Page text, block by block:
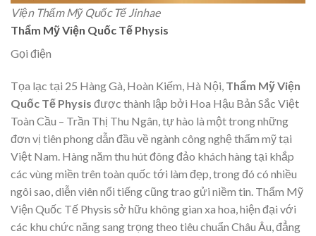
Viện Thẩm Mỹ Quốc Tế Jinhae
Thẩm Mỹ Viện Quốc Tế Physis
Gọi điện
Tọa lạc tại 25 Hàng Gà, Hoàn Kiếm, Hà Nội, Thẩm Mỹ Viện
Quốc Tế Physis được thành lập bởi Hoa Hậu Bản Sắc Việt
Toàn Cầu – Trần Thị Thu Ngân, tự hào là một trong những
đơn vị tiên phong dẫn đầu về ngành công nghệ thẩm mỹ tại
Việt Nam. Hàng năm thu hút đông đảo khách hàng tại khắp
các vùng miền trên toàn quốc tới làm đẹp, trong đó có nhiều
ngôi sao, diễn viên nổi tiếng cũng trao gửi niềm tin. Thẩm Mỹ
Viện Quốc Tế Physis sở hữu không gian xa hoa, hiện đại với
các khu chức năng sang trọng theo tiêu chuẩn Châu Âu, đẳng